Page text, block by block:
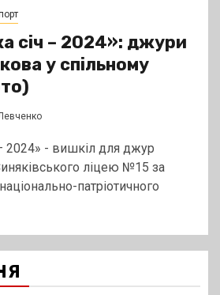
січ – 2024»: джури
у спільному
2024» - вишкіл для джур
ліцею №15 за
патріотичного